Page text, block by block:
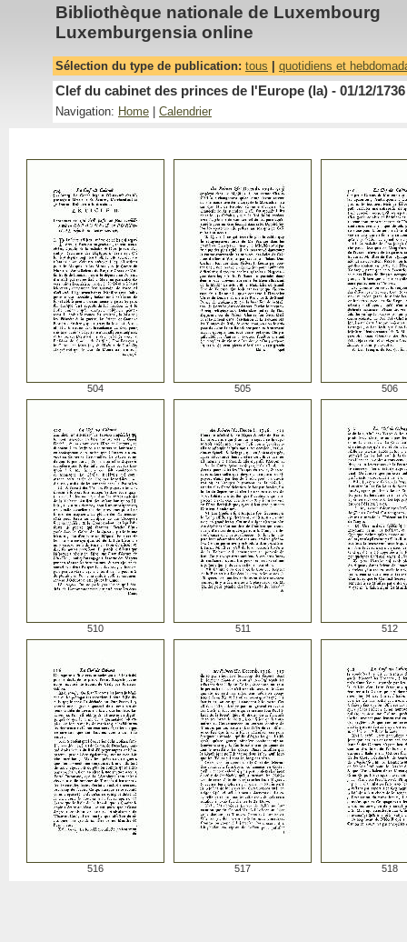
Bibliothèque nationale de Luxembourg
Luxemburgensia online
Sélection du type de publication: tous quotidiens et
Clef du cabinet des princes de l'Europe (la) - 01/12/1736
Navigation: Home Calendrier
504 505 506
510 511 512
516 517 518